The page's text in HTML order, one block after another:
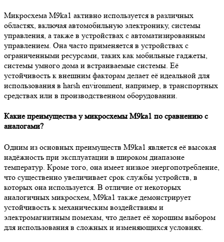
Микросхема M9ka1 активно используется в различных
областях, включая автомобильную электронику, системы
управления, а также в устройствах с автоматизированным
управлением. Она часто применяется в устройствах с
ограниченными ресурсами, таких как мобильные гаджеты,
системы умного дома и встраиваемые системы. Её
устойчивость к внешним факторам делает её идеальной для
использования в harsh environment, например, в транспортных
средствах или в производственном оборудовании.
Какие преимущества у микросхемы M9ka1 по сравнению с
аналогами?
Одним из основных преимуществ M9ka1 является её высокая
надёжность при эксплуатации в широком диапазоне
температур. Кроме того, она имеет низкое энергопотребление,
что существенно увеличивает срок службы устройств, в
которых она используется. В отличие от некоторых
аналогичных микросхем, M9ka1 также демонстрирует
устойчивость к механическим воздействиям и
электромагнитным помехам, что делает её хорошим выбором
для использования в сложных и изменяющихся условиях.